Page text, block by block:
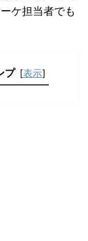
ケ担当者でも
プ [表示]